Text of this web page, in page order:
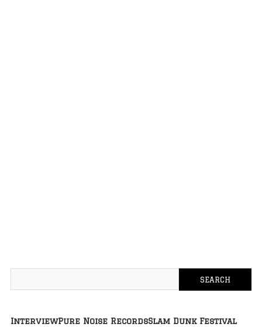
InterviewPure Noise RecordsSlam Dunk Festival